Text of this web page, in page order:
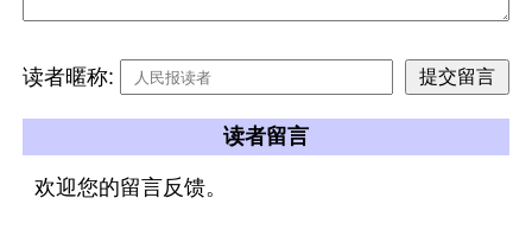
读者暱称:
读者留言
欢迎您的留言反馈。